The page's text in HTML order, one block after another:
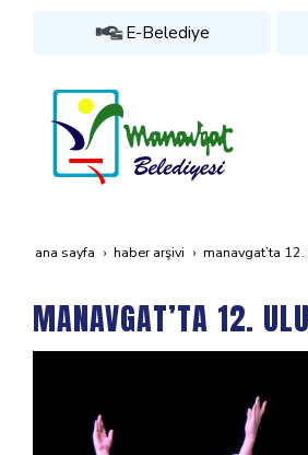
E-Belediye
ana sayfa haber arşivi manavgat’ta
MANAVGAT’TA 12.